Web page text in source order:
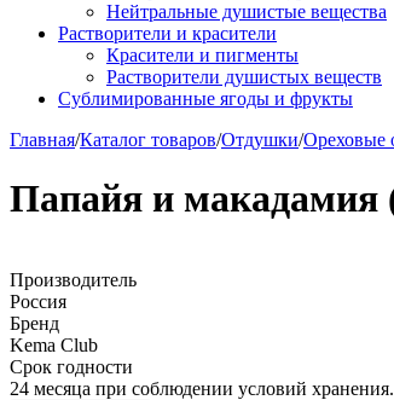
Нейтральные душистые вещества
Растворители и красители
Красители и пигменты
Растворители душистых веществ
Сублимированные ягоды и фрукты
Главная/Каталог товаров/Отдушки/Ореховые
Папайя и макадамия
Производитель
Россия
Бренд
Kema Club
Срок годности
24 месяца при соблюдении условий хранения.